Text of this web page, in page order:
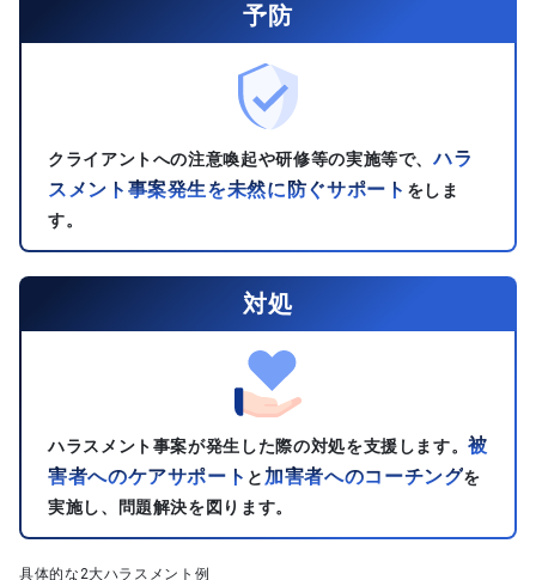
予防
クライアントへの注意喚起や研修等の実施等で、ハラ
スメント事案発生を未然に防ぐサポート をしま
す。
対処
ハラスメント事案が発生した際の対処を支援します。被
害者へのケアサポート と 加害者へのコーチングを
実施し、問題解決を図ります。
具体的な2大ハラスメント例